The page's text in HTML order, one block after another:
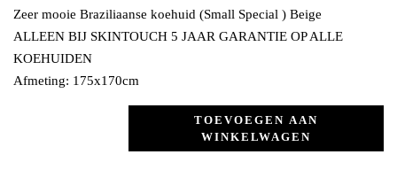
Zeer mooie Braziliaanse koehuid (Small Special ) Beige
ALLEEN BIJ SKINTOUCH 5 JAAR GARANTIE OP ALLE
KOEHUIDEN
Afmeting: 175x170cm
TOEVOEGEN AAN
WINKELWAGEN